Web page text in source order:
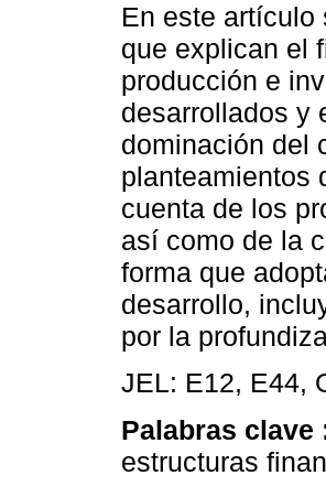
En este artículo
que explican el
producción e
desarrollados y
dominación del
planteamientos
cuenta de los
así como de la
forma que
desarrollo,
por la
JEL: E12, E44,
Palabras clave
estructuras